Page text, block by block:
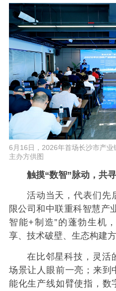
6月16日，2026年首场长沙市产业
主办方供图
触摸“数智”脉动，共
活动当天，代表们先
限公司和中联重科智慧产
智能+制造”的蓬勃生机
享、技术破壁、生态构建
在比邻星科技，灵活
场景让人眼前一亮；来到
能化生产线如臂使指，数